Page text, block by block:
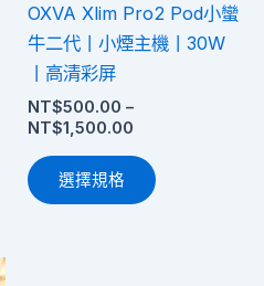
OXVA Xlim Pro2 Pod小蠻
牛二代丨小煙主機丨30W
丨高清彩屏
NT$500.00 –
NT$1,500.00
選擇規格
在
產
選